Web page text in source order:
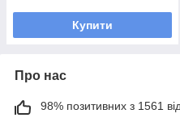
Купити
Про нас
98% позитивних з 1561